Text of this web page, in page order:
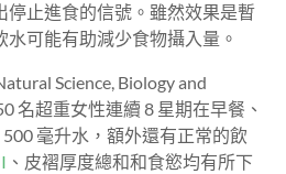
停止進食的信號。雖然效果是暫
可能有助減少食物攝入量。
Science, Biology and
名超重女性連續 8 星期在早餐、
毫升水，額外還有正常的飲
、皮褶厚度總和和食慾均有所下